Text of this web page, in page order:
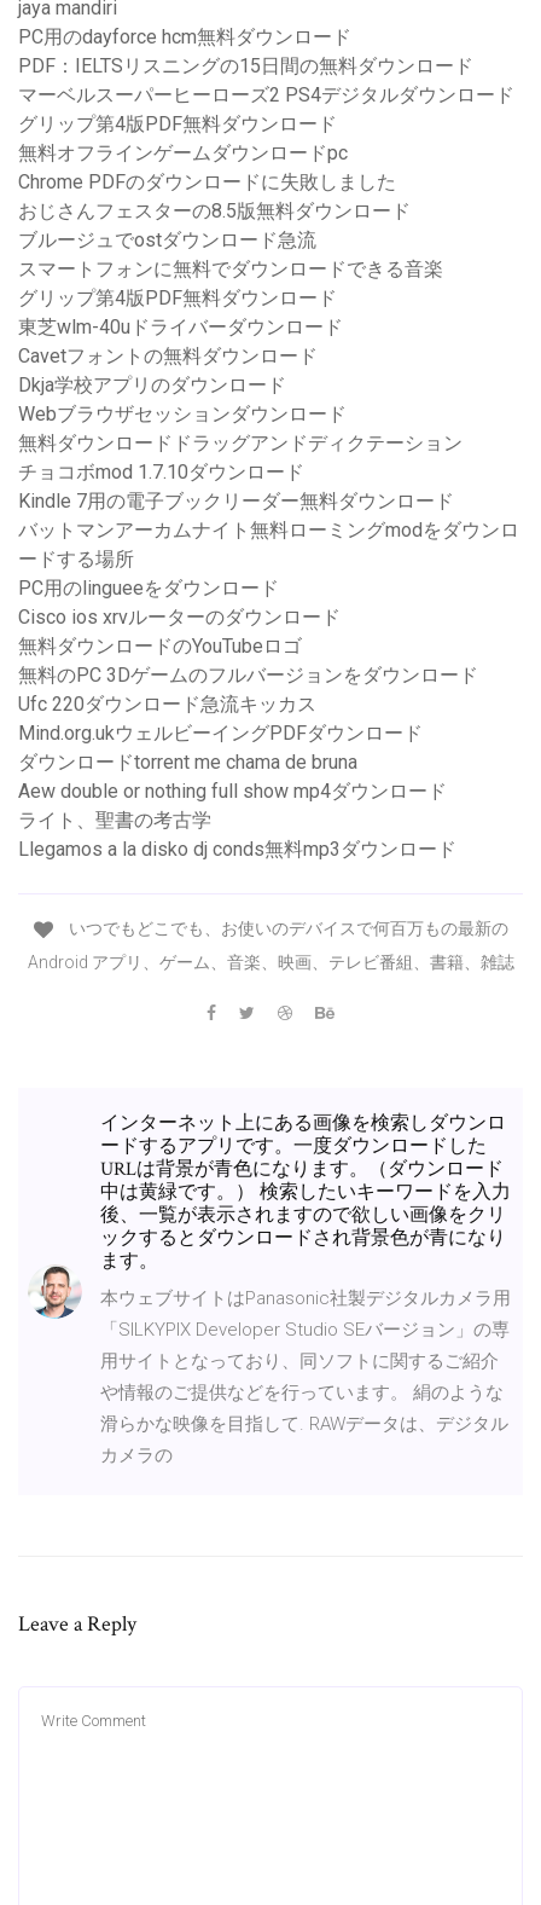
jaya mandiri
PC用のdayforce hcm無料ダウンロード
PDF：IELTSリスニングの15日間の無料ダウンロード
マーベルスーパーヒーローズ2 PS4デジタルダウンロード
グリップ第4版PDF無料ダウンロード
無料オフラインゲームダウンロードpc
Chrome PDFのダウンロードに失敗しました
おじさんフェスターの8.5版無料ダウンロード
ブルージュでostダウンロード急流
スマートフォンに無料でダウンロードできる音楽
グリップ第4版PDF無料ダウンロード
東芝wlm-40uドライバーダウンロード
Cavetフォントの無料ダウンロード
Dkja学校アプリのダウンロード
Webブラウザセッションダウンロード
無料ダウンロードドラッグアンドディクテーション
チョコボmod 1.7.10ダウンロード
Kindle 7用の電子ブックリーダー無料ダウンロード
バットマンアーカムナイト無料ローミングmodをダウンロ
ードする場所
PC用のlingueeをダウンロード
Cisco ios xrvルーターのダウンロード
無料ダウンロードのYouTubeロゴ
無料のPC 3Dゲームのフルバージョンをダウンロード
Ufc 220ダウンロード急流キッカス
Mind.org.ukウェルビーイングPDFダウンロード
ダウンロードtorrent me chama de bruna
Aew double or nothing full show mp4ダウンロード
ライト、聖書の考古学
Llegamos a la disko dj conds無料mp3ダウンロード
いつでもどこでも、お使いのデバイスで何百万もの最新の
Android アプリ、ゲーム、音楽、映画、テレビ番組、書籍、雑誌
インターネット上にある画像を検索しダウンロ
ードするアプリです。一度ダウンロードした
URLは背景が青色になります。（ダウンロード
中は黄緑です。） 検索したいキーワードを入力
後、一覧が表示されますので欲しい画像をクリ
ックするとダウンロードされ背景色が青になり
ます。
本ウェブサイトはPanasonic社製デジタルカメラ用
「SILKYPIX Developer Studio SEバージョン」の専
用サイトとなっており、同ソフトに関するご紹介
や情報のご提供などを行っています。 絹のような
滑らかな映像を目指して. RAWデータは、デジタル
カメラの
Leave a Reply